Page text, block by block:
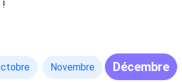
!
Novembre Décembre